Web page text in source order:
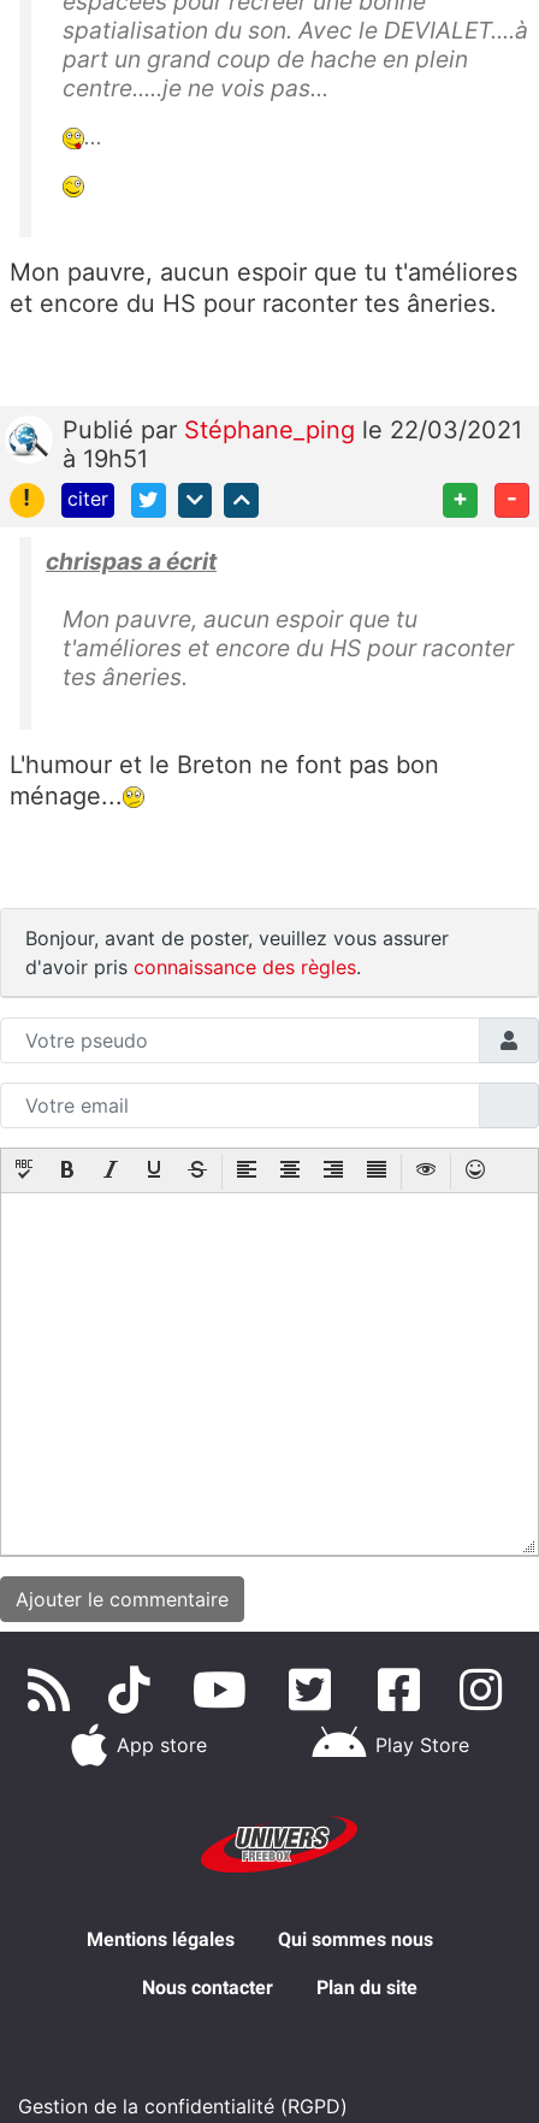
spatialisation du son. Avec le DEVIALET....à
part un grand coup de hache en plein
centre.....je ne vois pas...
...
Mon pauvre, aucun espoir que tu t'améliores
et encore du HS pour raconter tes âneries.
Publié par Stéphane_ping le 22/03/2021
à 19h51
!
citer + -
chrispas a écrit
Mon pauvre, aucun espoir que tu
t'améliores et encore du HS pour raconter
tes âneries.
L'humour et le Breton ne font pas bon
ménage...
Bonjour, avant de poster, veuillez vous assurer
d'avoir pris connaissance des règles.
App store Play Store
Mentions légales Qui sommes nous
Nous contacter Plan du site
Gestion de la confidentialité (RGPD)